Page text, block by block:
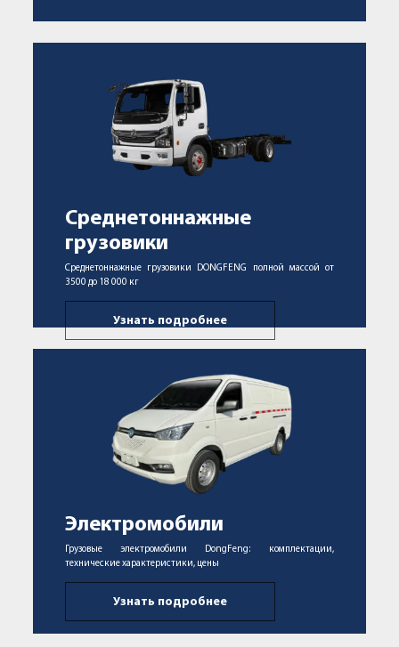
Среднетоннажные
грузовики
Среднетоннажные грузовики DONGFENG полной массой от
3500 до 18 000 кг
Узнать подробнее
Электромобили
Грузовые электромобили DongFeng: комплектации,
технические характеристики, цены
Узнать подробнее